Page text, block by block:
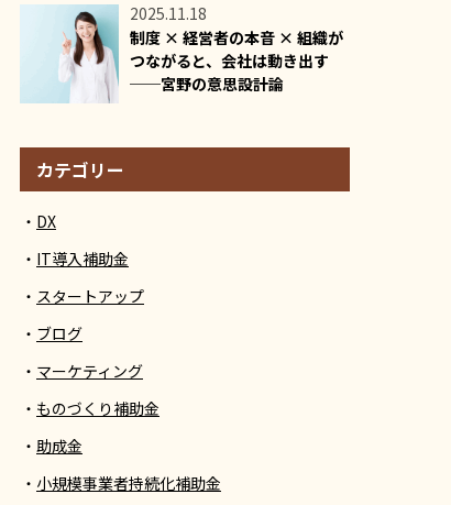
2025.11.18
制度 × 経営者の本音 × 組織が
つながると、会社は動き出す
──宮野の意思設計論
カテゴリー
DX
IT導入補助金
スタートアップ
ブログ
マーケティング
ものづくり補助金
助成金
小規模事業者持続化補助金